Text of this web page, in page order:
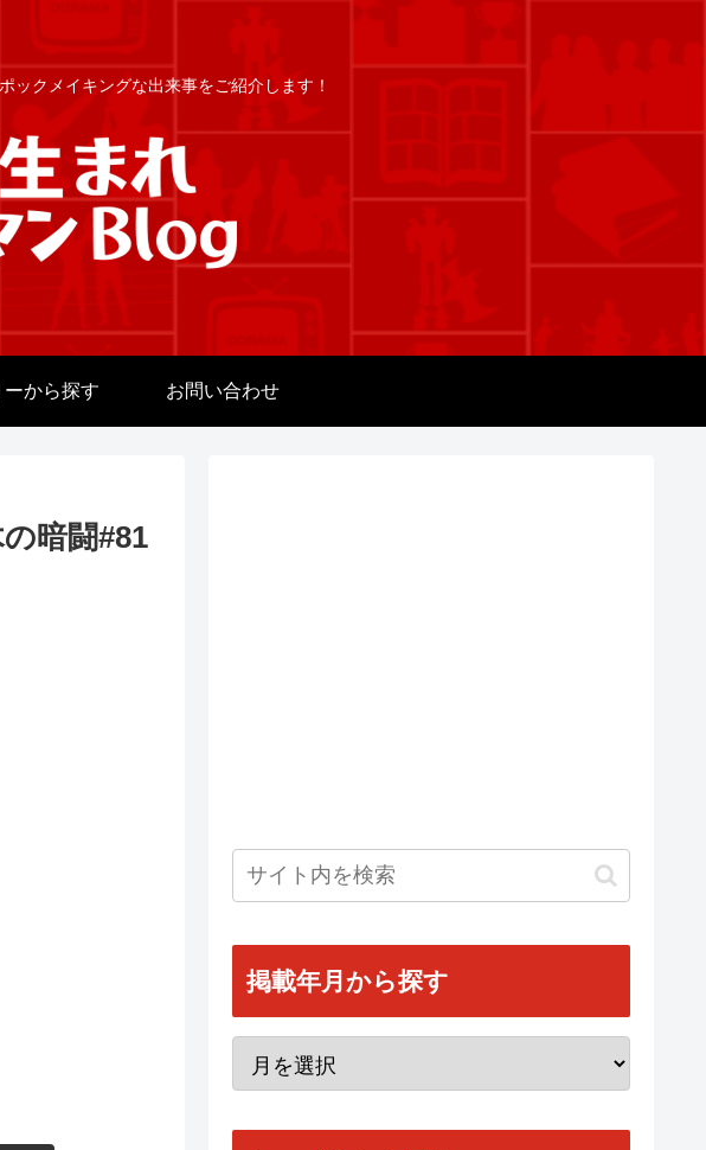
ックメイキングな出来事をご紹介します！
ーから探す お問い合わせ
暗闘#81
掲載年月から探す